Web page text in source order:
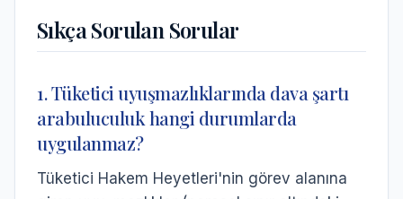
Sıkça Sorulan Sorular
1. Tüketici uyuşmazlıklarında dava şartı
arabuluculuk hangi durumlarda
uygulanmaz?
Tüketici Hakem Heyetleri'nin görev alanına